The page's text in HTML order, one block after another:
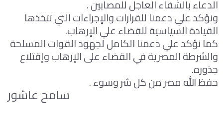
الدعاء بالشفاء العاجل للمصابين .
ونؤكد علي دعمنا للقرارات والإجراءات التي تتخذها
القيادة السياسية للقضاء علي الإرهاب.
‏‎‏‎‏‎كما نؤكد علي دعمنا الكامل لجهود القوات المسلحة
والشرطة المصرية في القضاء على الإرهاب وإقتلاع
جذوره.
حفظ الله مصر من كل شر وسوء .
سامح عاشور